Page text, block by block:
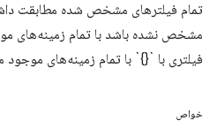
تمام فیلترهای مشخص شده مطابقت
مشخص نشده باشد با تمام زمینه‌های
فیلتری با `{}` با تمام زمینه‌های
خواص